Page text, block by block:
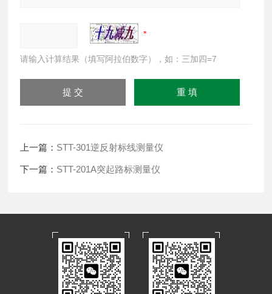
请输入计算结果（填写阿拉伯数字），如：三加四=7
上一篇： STT-301逆反射标线测量仪
下一篇： STT-201A突起路标测量仪